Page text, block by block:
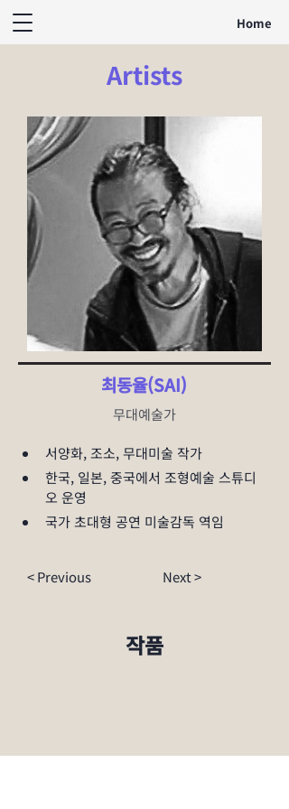
Home
Artists
최동율(SAI)
무대예술가
서양화, 조소, 무대미술 작가
한국, 일본, 중국에서 조형예술 스튜디
오 운영
국가 초대형 공연 미술감독 역임
< Previous Next >
​작품